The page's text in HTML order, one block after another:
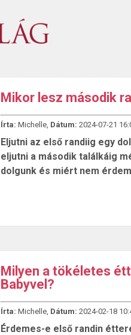
Mikor lesz második
Írta: Michelle, Dátum: 2024-07-21
Eljutni az első randiig egy
eljutni a második találkáig
dolgunk és miért nem
Milyen a tökéletes
Babyvel?
Írta: Michelle, Dátum: 2024-02-18
Érdemes-e első randin